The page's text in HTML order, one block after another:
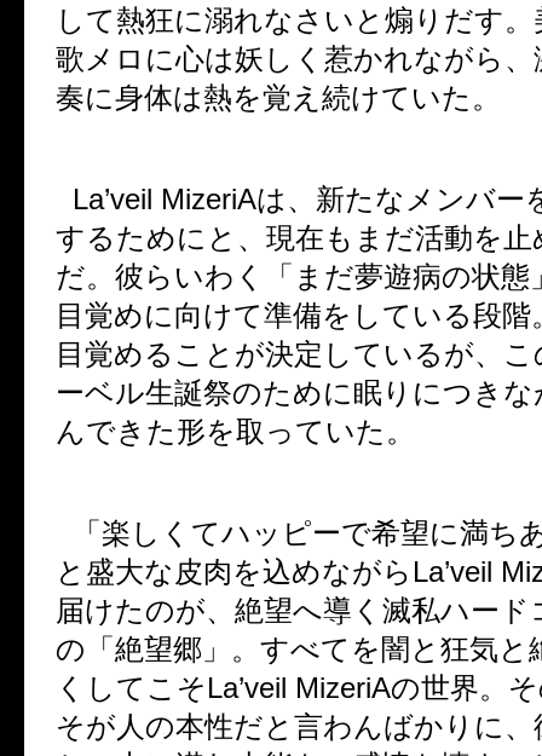
して熱狂に溺れなさいと煽りだす
歌メロに心は妖しく惹かれながら
奏に身体は熱を覚え続けていた。
La’veil MizeriAは、新たなメンバー
するためにと、現在もまだ活動を
だ。彼らいわく「まだ夢遊病の状態
目覚めに向けて準備をしている段階
目覚めることが決定しているが、
ーベル生誕祭のために眠りにつき
んできた形を取っていた。
「楽しくてハッピーで希望に満ち
と盛大な皮肉を込めながら La’veil
届けたのが、絶望へ導く滅私ハー
の「絶望郷」。すべてを闇と狂気と
くしてこそLa’veil MizeriAの世界。
そが人の本性だと言わんばかりに